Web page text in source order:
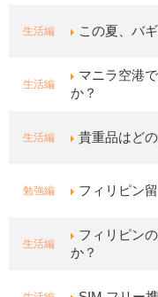
生活編 この夏、バ
生活編
マニラ空港
か？
生活編 貴重品はど
勉強編 フィリピン
生活編
フィリピン
か？